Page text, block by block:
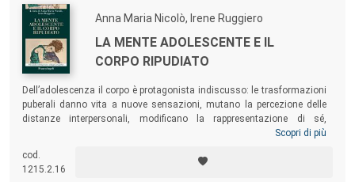
Anna Maria Nicolò, Irene Ruggiero
LA MENTE ADOLESCENTE E IL
CORPO RIPUDIATO
Dell’adolescenza il corpo è protagonista indiscusso: le trasformazioni
puberali danno vita a nuove sensazioni, mutano la percezione delle
distanze interpersonali, modificano la rappresentazione di sé,
cimentano l’identità. Il libro raccoglie alcuni scritti dei maggiori esperti
le nuove patologie adolescenziali, dai selfcutting a specifici disturbi
nell’identità di genere o nella sessualità, a punti di vista puntuali sulla
Scopri di più
cod.
1215.2.16